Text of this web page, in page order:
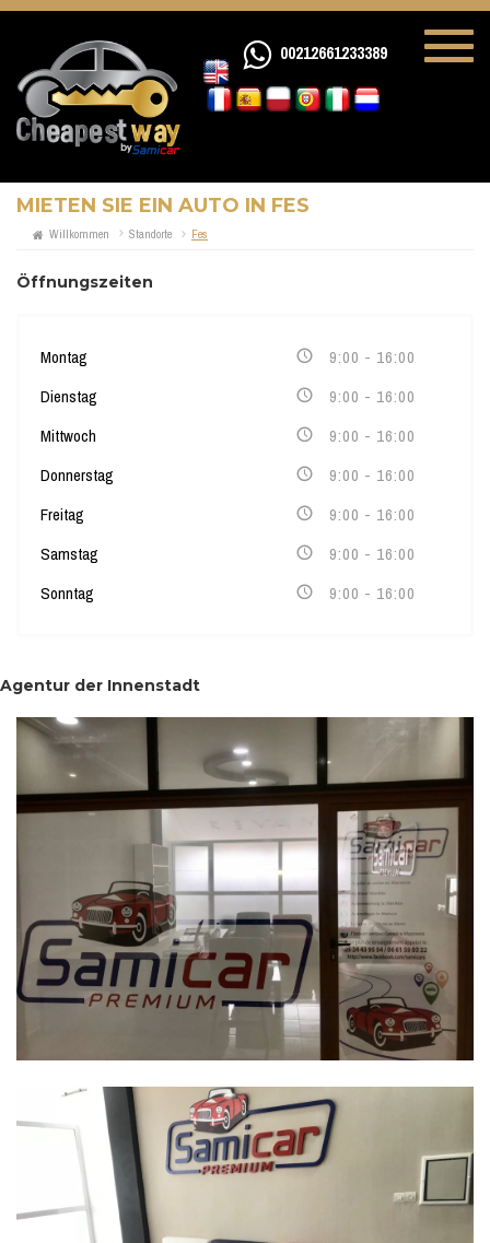
00212661233389
MIETEN SIE EIN AUTO IN FES
Willkommen Standorte Fes
Öffnungszeiten
Montag
9:00 - 16:00
Dienstag
9:00 - 16:00
Mittwoch
9:00 - 16:00
Donnerstag
9:00 - 16:00
Freitag
9:00 - 16:00
Samstag
9:00 - 16:00
Sonntag
9:00 - 16:00
Agentur der Innenstadt